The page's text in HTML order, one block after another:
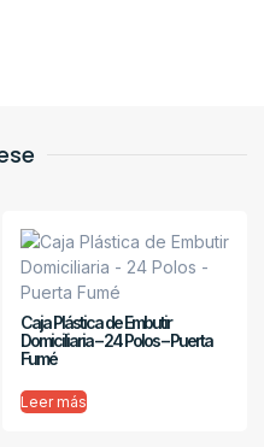
Caja Plástica de Embutir
Domiciliaria – 24 Polos – Puerta
Fumé
Leer más